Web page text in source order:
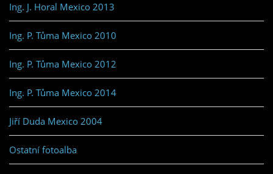
Ing. J. Horal Mexico 2013
Ing. P. Tůma Mexico 2010
Ing. P. Tůma Mexico 2012
Ing. P. Tůma Mexico 2014
Jiří Duda Mexico 2004
Ostatní fotoalba